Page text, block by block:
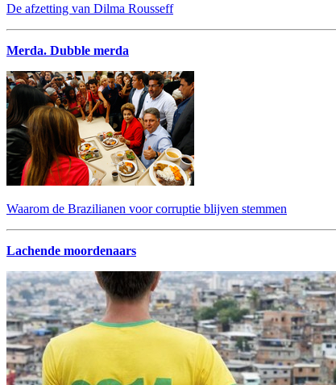
De afzetting van Dilma Rousseff
Merda. Dubble merda
Waarom de Brazilianen voor corruptie blijven stemmen
Lachende moordenaars